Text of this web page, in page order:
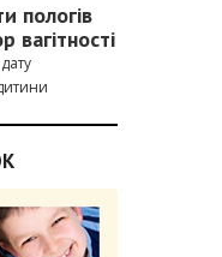
пологів
вагітності